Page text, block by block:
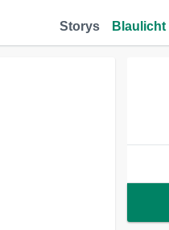
Storys Blaulicht